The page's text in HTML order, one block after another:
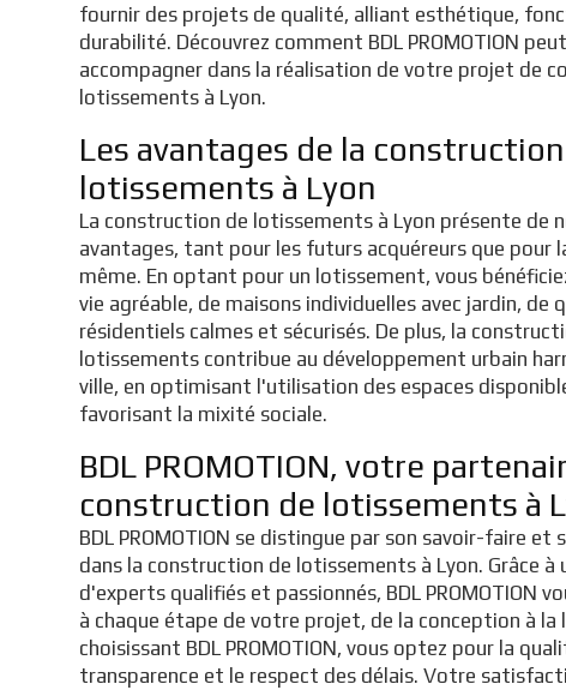
fournir des projets de qualité, alliant esthétique,
durabilité. Découvrez comment BDL PROMOTION
accompagner dans la réalisation de votre projet de
lotissements à Lyon.
Les avantages de la
lotissements à Lyon
La construction de lotissements à Lyon présente de
avantages, tant pour les futurs acquéreurs que pour
même. En optant pour un lotissement, vous
vie agréable, de maisons individuelles avec jardin, de
résidentiels calmes et sécurisés. De plus, la
lotissements contribue au développement urbain
ville, en optimisant l'utilisation des espaces
favorisant la mixité sociale.
BDL PROMOTION, votre
construction de lotissements à
BDL PROMOTION se distingue par son savoir-faire et
dans la construction de lotissements à Lyon. Grâce à
d'experts qualifiés et passionnés, BDL PROMOTION
à chaque étape de votre projet, de la conception à la
choisissant BDL PROMOTION, vous optez pour la
transparence et le respect des délais. Votre